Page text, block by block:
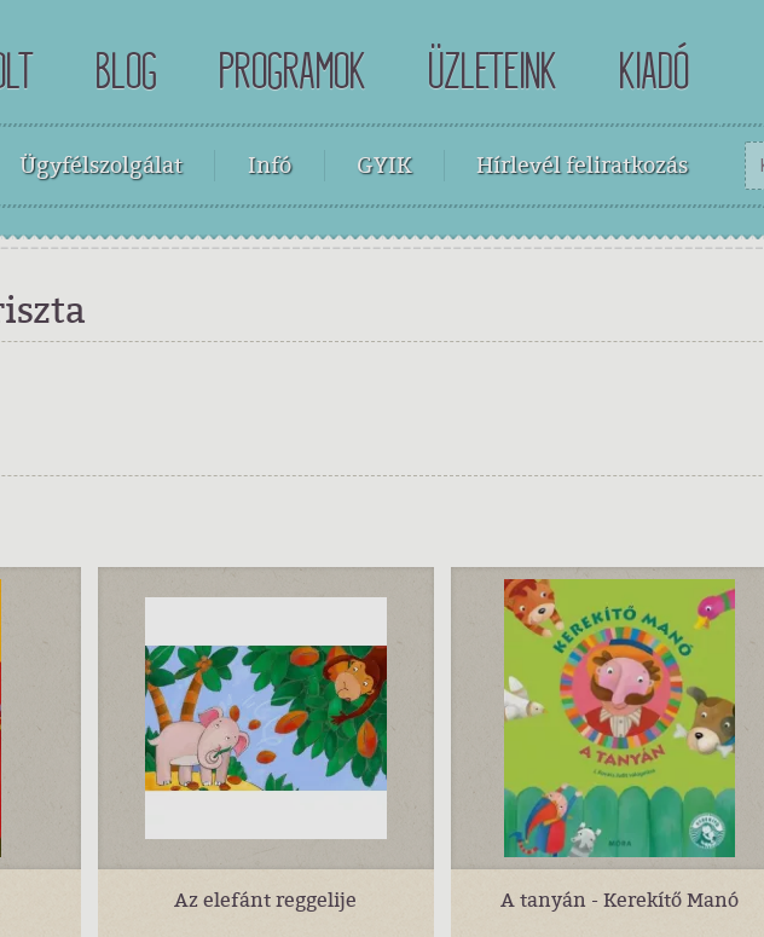
BLOG PROGRAMOK ÜZLETEINK KIADÓ
Ügyfélszolgálat Infó GYIK Hírlevél feliratkozás
Az elefánt reggelije A tanyán - Kerekítő Manó